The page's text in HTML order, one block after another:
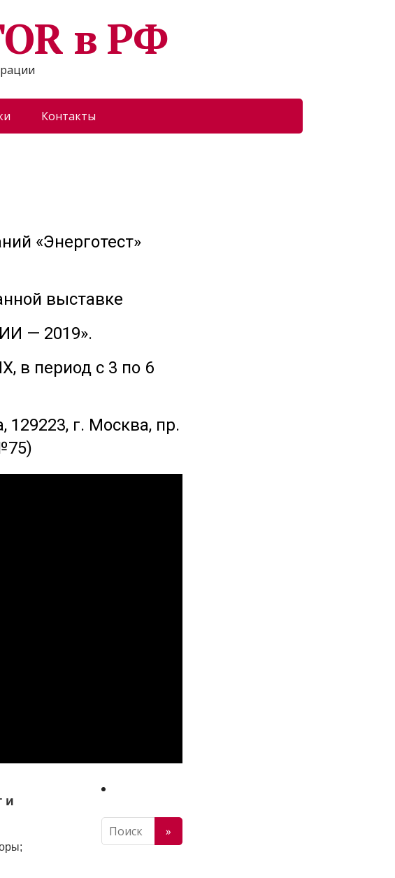
в РФ
Контакты
«Энерготест»
выставке
— 2019».
в период с 3 по 6
г. Москва, пр.
и